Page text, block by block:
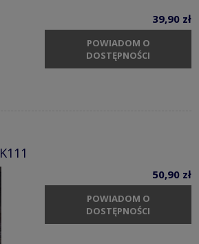
39,90 zł
POWIADOM O
DOSTĘPNOŚCI
50,90 zł
POWIADOM O
DOSTĘPNOŚCI